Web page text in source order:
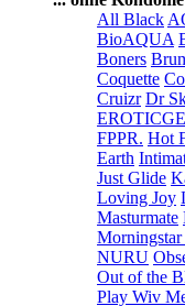
All Black
BioAQUA
Boners
Coquette
Cruizr Dr
FPPR. Hot
Earth
Just Glide
Loving Joy
Masturmate
Morningstar
NURU
Out of the
Play Wiv